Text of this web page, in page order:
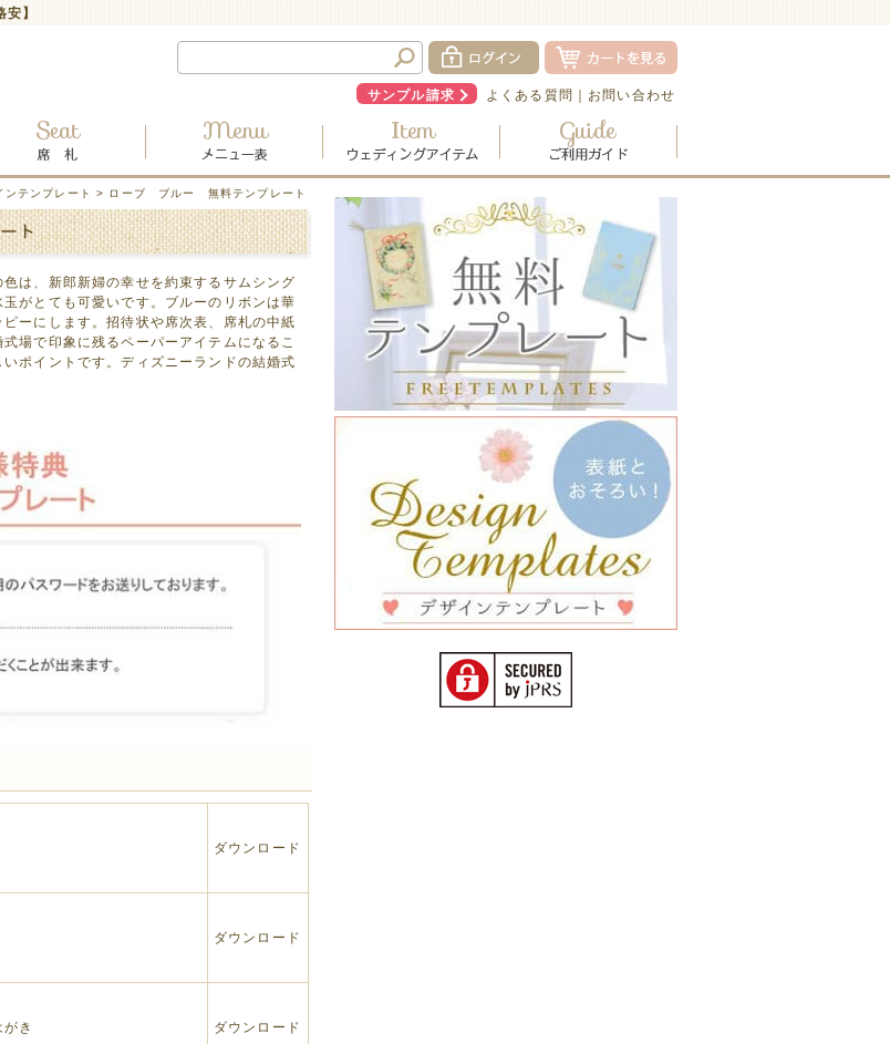
】
サンプル請求 よくある質問 ｜ お問い合わせ
ンテンプレート > ローブ ブルー 無料テンプレート
は、新郎新婦の幸せを約束するサムシング
がとても可愛いです。ブルーのリボンは華
ーにします。招待状や席次表、席札の中紙
場で印象に残るペーパーアイテムになるこ
ポイントです。ディズニーランドの結婚式
ダウンロード
ダウンロード
き ダウンロード